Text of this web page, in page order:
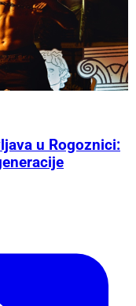
u Rogoznici: